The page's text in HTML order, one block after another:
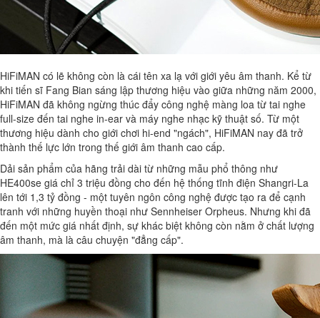
HiFiMAN có lẽ không còn là cái tên xa lạ với giới yêu âm thanh. Kể từ
khi tiến sĩ Fang Bian sáng lập thương hiệu vào giữa những năm 2000,
HiFiMAN đã không ngừng thúc đẩy công nghệ màng loa từ tai nghe
full-size đến tai nghe in-ear và máy nghe nhạc kỹ thuật số. Từ một
thương hiệu dành cho giới chơi hi-end "ngách", HiFiMAN nay đã trở
thành thế lực lớn trong thế giới âm thanh cao cấp.
Dải sản phẩm của hãng trải dài từ những mẫu phổ thông như
HE400se giá chỉ 3 triệu đồng cho đến hệ thống tĩnh điện Shangri-La
lên tới 1,3 tỷ đồng - một tuyên ngôn công nghệ được tạo ra để cạnh
tranh với những huyền thoại như Sennheiser Orpheus. Nhưng khi đã
đến một mức giá nhất định, sự khác biệt không còn nằm ở chất lượng
âm thanh, mà là câu chuyện "đẳng cấp".